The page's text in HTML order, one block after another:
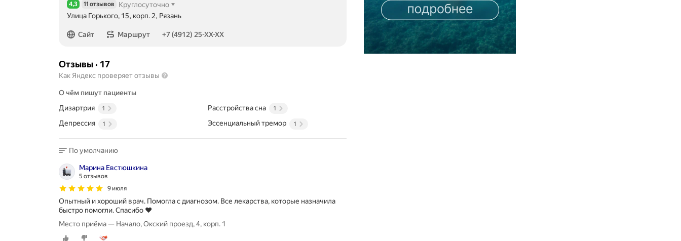
Рейтинг 4,3 из 5
4,3 11 отзывов
Круглосуточно
Улица Горького, 15, корп. 2, Рязань
Сайт Маршрут
Номер телефона: +74912253557 +7 (4912) 25-XX-XX
Отзывы· 17
Как Яндекс проверяет отзывы
О чём пишут пациенты
Дизартрия
1
Депрессия 1
Расстройства сна 1
Эссенциальный тремор 1
По умолчанию
Марина Евстюшкина
5 отзывов
9 июля
Опытный и хороший врач. Помогла с диагнозом. Все лекарства, которые назначила
быстро помогли. Спасибо ♥️
Место приёма — Начало, Окский проезд, 4, корп. 1